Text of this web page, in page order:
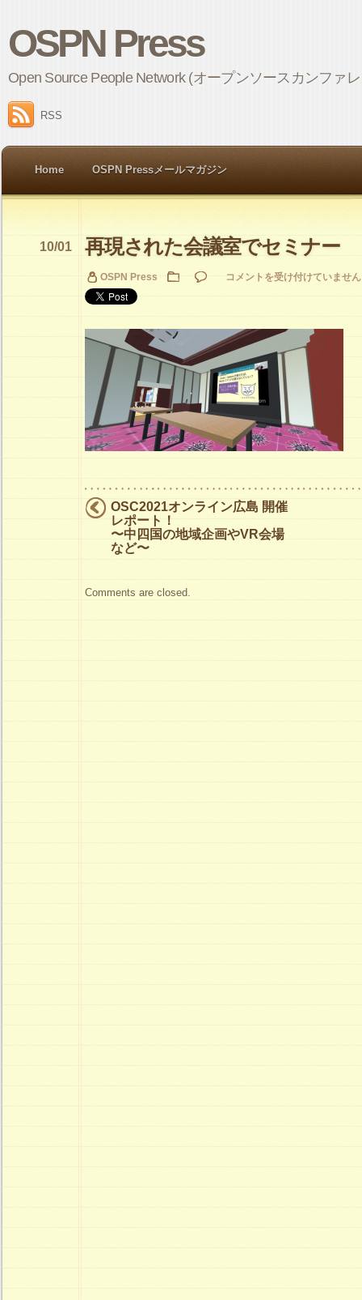
OSPN Press
Open Source People Network (オープンソースカンファ
RSS
Home OSPN Pressメールマガジン
再現された会議室でセミナー
10/01
OSPN Press 再
れ
た
会
議
室
セ
ミ
ナ
コメントを受け付けていません
OSC2021オンライン広島 開催
レポート！
〜中四国の地域企画やVR会場
など〜
Comments are closed.